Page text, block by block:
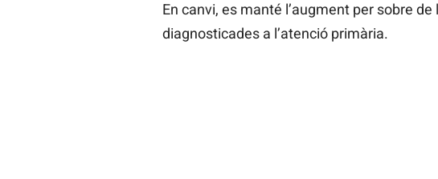
En canvi, es manté l’augment per sobre
diagnosticades a l’atenció primària.